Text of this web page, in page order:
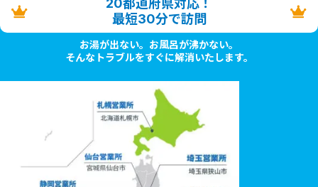
20都道府県対応！
最短30分で訪問
お湯が出ない。お風呂が沸かない。
そんなトラブルをすぐに解消いたします。